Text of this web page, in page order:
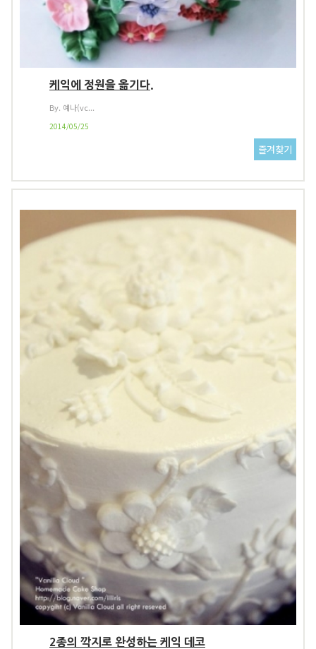
케익에 정원을 옮기다.
By. 예나(vc...
2014/05/25
2종의 깍지로 완성하는 케익 데코